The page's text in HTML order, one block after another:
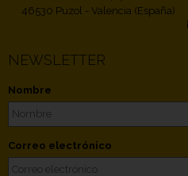
46530 Puzol - Valencia (España)
NEWSLETTER
Nombre
Correo electrónico